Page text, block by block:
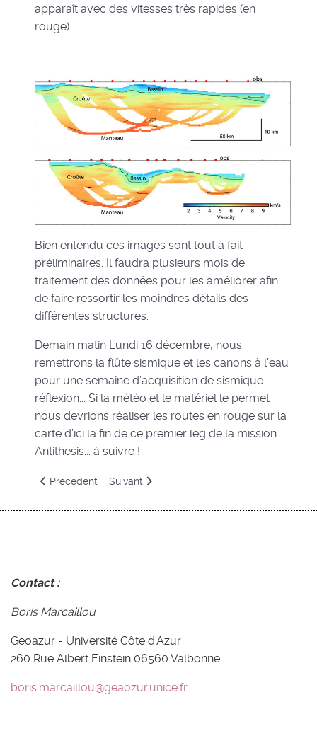
apparaît avec des vitesses très rapides (en
rouge).
Bien entendu ces images sont tout à fait
préliminaires. Il faudra plusieurs mois de
traitement des données pour les améliorer afin
de faire ressortir les moindres détails des
différentes structures.
Demain matin Lundi 16 décembre, nous
remettrons la flûte sismique et les canons à l’eau
pour une semaine d’acquisition de sismique
réflexion... Si la météo et le matériel le permet
nous devrions réaliser les routes en rouge sur la
carte d’ici la fin de ce premier leg de la mission
Antithesis... à suivre !
Article précédent : Chirp - Chirp ou le sondeur de sédiment
Précédent Article suivant : Les audio-conférences du
Suivant
Contact :
Boris Marcaillou
Geoazur - Université Côte d'Azur
260 Rue Albert Einstein 06560 Valbonne
boris.marcaillou@geaozur.unice.fr